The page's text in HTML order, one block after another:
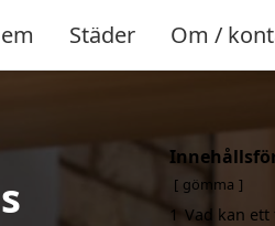
Städer Om /
gömma
1 Vad kan ett